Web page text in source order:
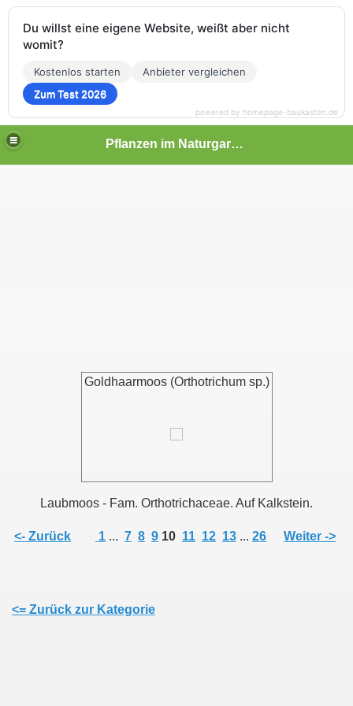
Pflanzen im Naturgarten
Goldhaarmoos (Orthotrichum sp.)
Laubmoos - Fam. Orthotrichaceae. Auf Kalkstein.
<- Zurück 1 ... 7 8 9 10 11 12 13 ... 26 Weiter ->
<= Zurück zur Kategorie
Du willst eine eigene Website, weißt aber nicht
womit?
Kostenlos starten
Anbieter vergleichen
Zum Test 2026
powered by homepage-baukasten.de